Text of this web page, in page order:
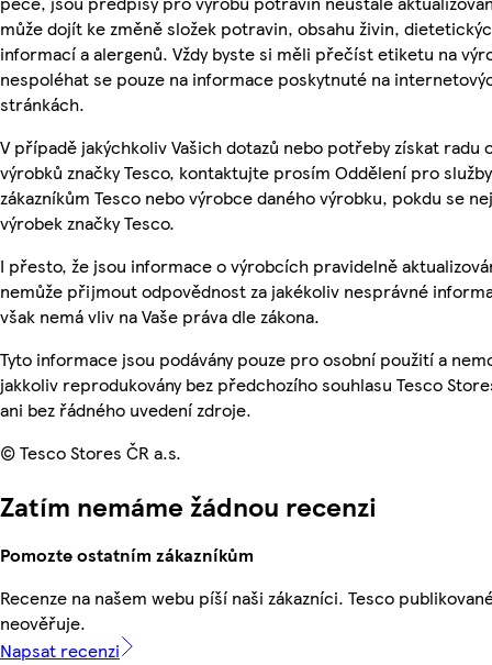
může dojít ke změně složek potravin, obsahu živin,
informací a alergenů. Vždy byste si měli přečíst etiketu na
nespoléhat se pouze na informace poskytnuté na
stránkách.
V případě jakýchkoliv Vašich dotazů nebo potřeby získat radu
výrobků značky Tesco, kontaktujte prosím Oddělení pro služby
zákazníkům Tesco nebo výrobce daného výrobku, pokdu se
výrobek značky Tesco.
I přesto, že jsou informace o výrobcích pravidelně
nemůže přijmout odpovědnost za jakékoliv nesprávné
však nemá vliv na Vaše práva dle zákona.
Tyto informace jsou podávány pouze pro osobní použití a
jakkoliv reprodukovány bez předchozího souhlasu Tesco
ani bez řádného uvedení zdroje.
© Tesco Stores ČR a.s.
Zatím nemáme žádnou recenzi
Pomozte ostatním zákazníkům
Recenze na našem webu píší naši zákazníci. Tesco
neověřuje.
Napsat recenzi